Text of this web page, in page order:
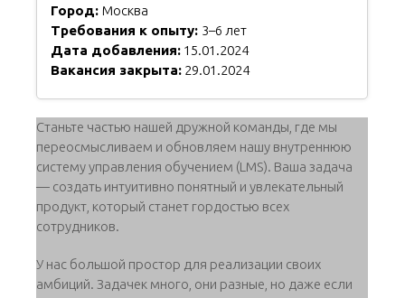
Город: Москва
Требования к опыту: 3–6 лет
Дата добавления: 15.01.2024
Вакансия закрыта: 29.01.2024
Станьте частью нашей дружной команды, где мы
переосмысливаем и обновляем нашу внутреннюю
систему управления обучением (LMS). Ваша задача
— создать интуитивно понятный и увлекательный
продукт, который станет гордостью всех
сотрудников.
У нас большой простор для реализации своих
амбиций. Задачек много, они разные, но даже если